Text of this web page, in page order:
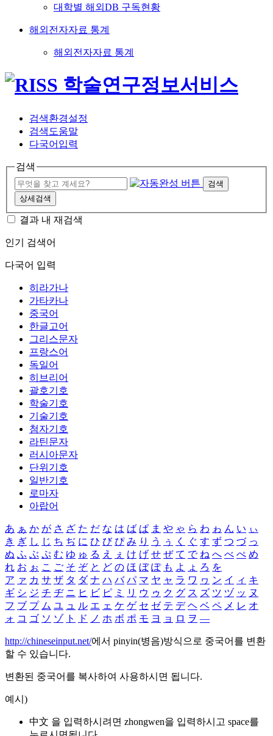
대학별 해외DB 구독현황
해외전자자료 통계
해외전자자료 통계
검색환경설정
검색도움말
다국어입력
검색
검색
상세검색
결과 내 재검색
인기 검색어
다국어 입력
히라가나
가타카나
중국어
한글고어
그리스문자
프랑스어
독일어
히브리어
괄호기호
학술기호
기술기호
첨자기호
라틴문자
러시아문자
단위기호
일반기호
로마자
아랍어
あ ぁ か が さ ざ た だ な は ば ぱ ま や ゃ ら わ ゎ ん い ぃ
き ぎ し じ ち ぢ に ひ び ぴ み り う ぅ く ぐ す ず つ づ っ
ぬ ふ ぶ ぷ む ゆ ゅ る え ぇ け げ せ ぜ て で ね へ べ ぺ め
れ お ぉ こ ご そ ぞ と ど の ほ ぼ ぽ も よ ょ ろ を
ア ァ カ サ ザ タ ダ ナ ハ バ パ マ ヤ ャ ラ ワ ヮ ン イ ィ キ
ギ シ ジ チ ヂ ニ ヒ ビ ピ ミ リ ウ ゥ ク グ ス ズ ツ ヅ ッ ヌ
フ ブ プ ム ユ ュ ル エ ェ ケ ゲ セ ゼ テ デ ヘ ベ ペ メ レ オ
ォ コ ゴ ソ ゾ ト ド ノ ホ ボ ポ モ ヨ ョ ロ ヲ ―
http://chineseinput.net/에서 pinyin(병음)방식으로 중국어를 변환
할 수 있습니다.
변환된 중국어를 복사하여 사용하시면 됩니다.
예시)
中文 을 입력하시려면 zhongwen을 입력하시고 space를